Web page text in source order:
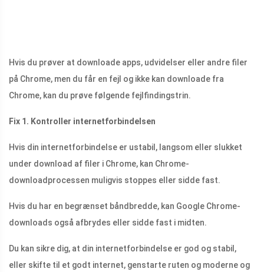
Hvis du prøver at downloade apps, udvidelser eller andre filer
på Chrome, men du får en fejl og ikke kan downloade fra
Chrome, kan du prøve følgende fejlfindingstrin.
Fix 1. Kontroller internetforbindelsen
Hvis din internetforbindelse er ustabil, langsom eller slukket
under download af filer i Chrome, kan Chrome-
downloadprocessen muligvis stoppes eller sidde fast.
Hvis du har en begrænset båndbredde, kan Google Chrome-
downloads også afbrydes eller sidde fast i midten.
Du kan sikre dig, at din internetforbindelse er god og stabil,
eller skifte til et godt internet, genstarte ruten og moderne og